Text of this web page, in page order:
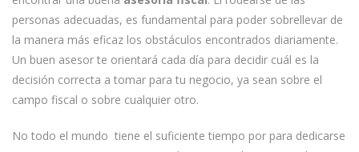
personas adecuadas, es fundamental para poder sobrellevar de
la manera más eficaz los obstáculos encontrados diariamente.
Un buen asesor te orientará cada día para decidir cuál es la
decisión correcta a tomar para tu negocio, ya sean sobre el
campo fiscal o sobre cualquier otro.
No todo el mundo tiene el suficiente tiempo por para dedicarse